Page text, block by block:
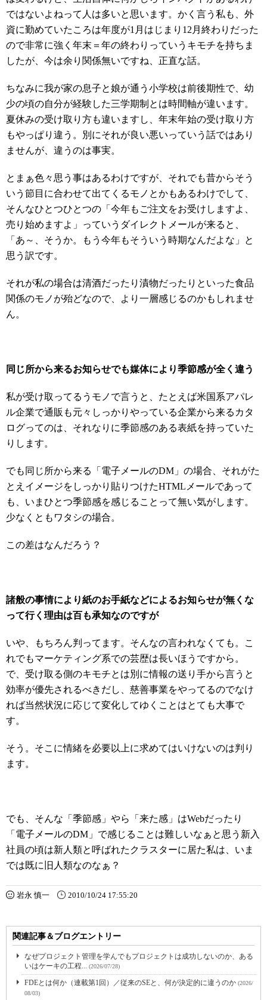
ではないよねって人は多いと思います。かく言う私も、外
資に勤めていたころは年度が1月はじまり12月終わりだった
ので非常に強く年末＝年の終わりっていうキモチを持ちま
したが、今は余り関係無いですね、正直な話。
ちなみに我が家の息子と娘が通う小学校は前後期性で、幼
少の頃の自分が経験した三学期制とは時間軸が違います。
夏休みの受け取り方も違いますし、年末年始の受け取り方
もやっぱり違う。別にそれが良い悪いっていう話ではあり
ませんが、違うのは事実。
とまぁ色々思う事はあるわけですが、それでも昔からそう
いう節目に合わせて出てくるモノとかもあるわけでして、
そんなひとつひとつの「今年もご注文をお受けしますよ、
売り始めますよ」っていうダイレクトメールが来ると、
「あ～、そうか。もう今年もそういう時期なんだよな」と
思う訳です。
それが私の場合は清酒だったり漬物だったりといった食品
関係のモノが殆どなので、より一層感じるのかもしれませ
ん。
同じ所から来るお知らせでも媒体により季節感が全く違う
私が受け取ってるうモノで言うと、たとえば米国系アパレ
ル企業で通販も元々しっかりやっている企業から来るカタ
ログってのは、それなりに季節感のある表紙を持っていた
りします。
でも同じ所から来る「電子メールのDM」の場合、それがた
とえイメージをしっかり貼りつけたHTMLメールであって
も、いまひとつ季節感を感じることって無い気がします。
少なくともワタシの場合。
この差はなんだろう？
諸般の事情により紙のお手紙などによるお知らせが無くな
って行く理由は百も承知なのですが
いや、もちろん判ってます。そんなの言われなくても。こ
れでもマーケティング系での芸歴は長いほうですから。
で、受け取る側のキモチとは別に情報の送り手から言うと
効率が優先されるべきだし、慈善事業をやってるのでなけ
れば当然状況に応じて変化してゆくことはとても大事で
す。
そう。そこに情緒を必要以上に求めてはいけないのは判り
ます。
でも、そんな「季節感」やら「来た感」はWebだったり
「電子メールのDM」で感じることは難しいなぁと思う新入
社員の頃は新人類と呼ばれたクラスターに居た私は、いま
では既に旧人類なのなぁ？
岩永 慎一 2010/10/24 17:55:20
関連記事＆ブログエントリー
なぜプロジェクト管理を学んでもプロジェクトは成功しないのか、ある
いはケーキの工程... (2026/07/28)
FDEとは何か（連載第1回）／従来のSEと、何が決定的に違うのか (2026/
08/03)